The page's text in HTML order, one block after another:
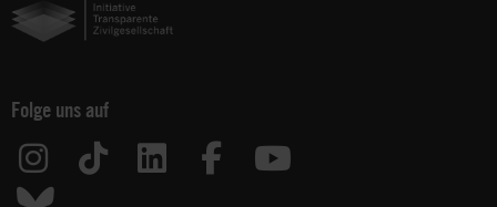
Folge uns auf